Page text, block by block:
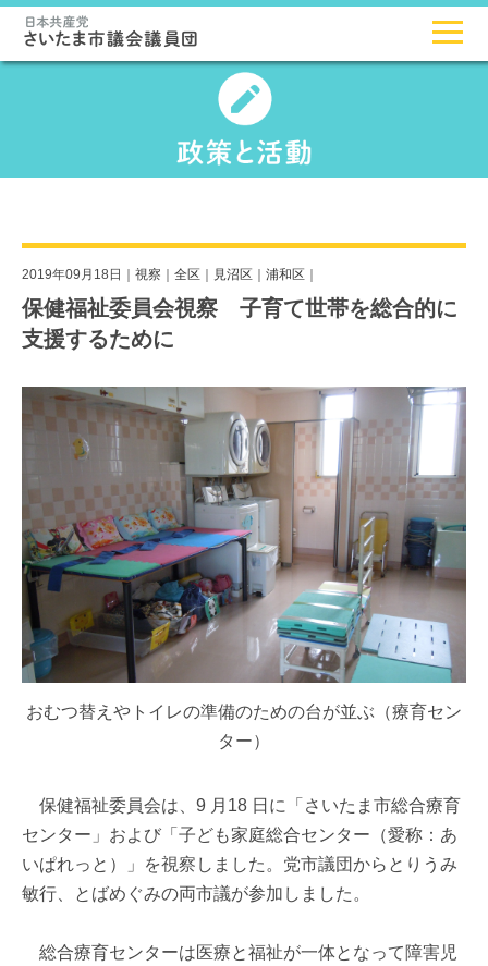
2019年09月18日｜ 視察 全区 見沼区 浦和区
保健福祉委員会視察 子育て世帯を総合的に
支援するために
おむつ替えやトイレの準備のための台が並ぶ（療育セン
ター）
保健福祉委員会は、9 月18 日に「さいたま市総合療育
センター」および「子ども家庭総合センター（愛称：あ
いぱれっと）」を視察しました。党市議団からとりうみ
敏行、とばめぐみの両市議が参加しました。
総合療育センターは医療と福祉が一体となって障害児